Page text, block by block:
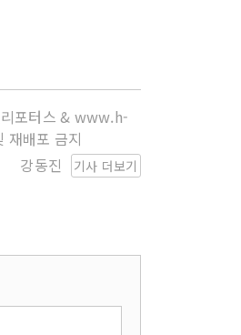
포터스 & www.h-
배포 금지
기사 더보기
강동진